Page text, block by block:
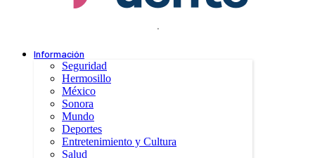
.
Información
Seguridad
Hermosillo
México
Sonora
Mundo
Deportes
Entretenimiento y Cultura
Salud